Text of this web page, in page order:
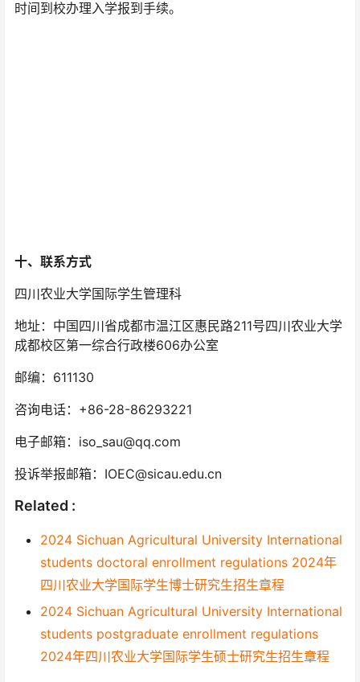
时间到校办理入学报到手续。
十、联系方式
四川农业大学国际学生管理科
地址：中国四川省成都市温江区惠民路211号四川农业大学
成都校区第一综合行政楼606办公室
邮编：611130
咨询电话：+86-28-86293221
电子邮箱：iso_sau@qq.com
投诉举报邮箱：IOEC@sicau.edu.cn
Related :
2024 Sichuan Agricultural University International
students doctoral enrollment regulations 2024年
四川农业大学国际学生博士研究生招生章程
2024 Sichuan Agricultural University International
students postgraduate enrollment regulations
2024年四川农业大学国际学生硕士研究生招生章程